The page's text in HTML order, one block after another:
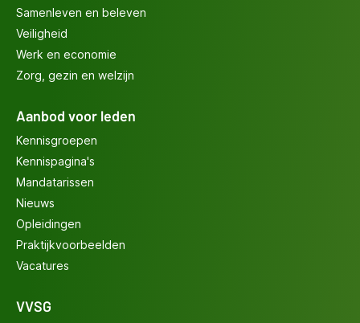
Samenleven en beleven
Veiligheid
Werk en economie
Zorg, gezin en welzijn
Aanbod voor leden
Kennisgroepen
Kennispagina's
Mandatarissen
Nieuws
Opleidingen
Praktijkvoorbeelden
Vacatures
VVSG